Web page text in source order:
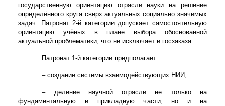
государственную ориентацию отрасли науки на решение
определённого круга сверх актуальных социально значимых
задач. Патронат 2-й категории допускает самостоятельную
ориентацию учёных в плане выбора обоснованной
актуальной проблематики, что не исключает и госзаказа.
Патронат 1-й категории предполагает:
– создание системы взаимодействующих НИИ;
– деление научной отрасли не только на
фундаментальную и прикладную части, но и на